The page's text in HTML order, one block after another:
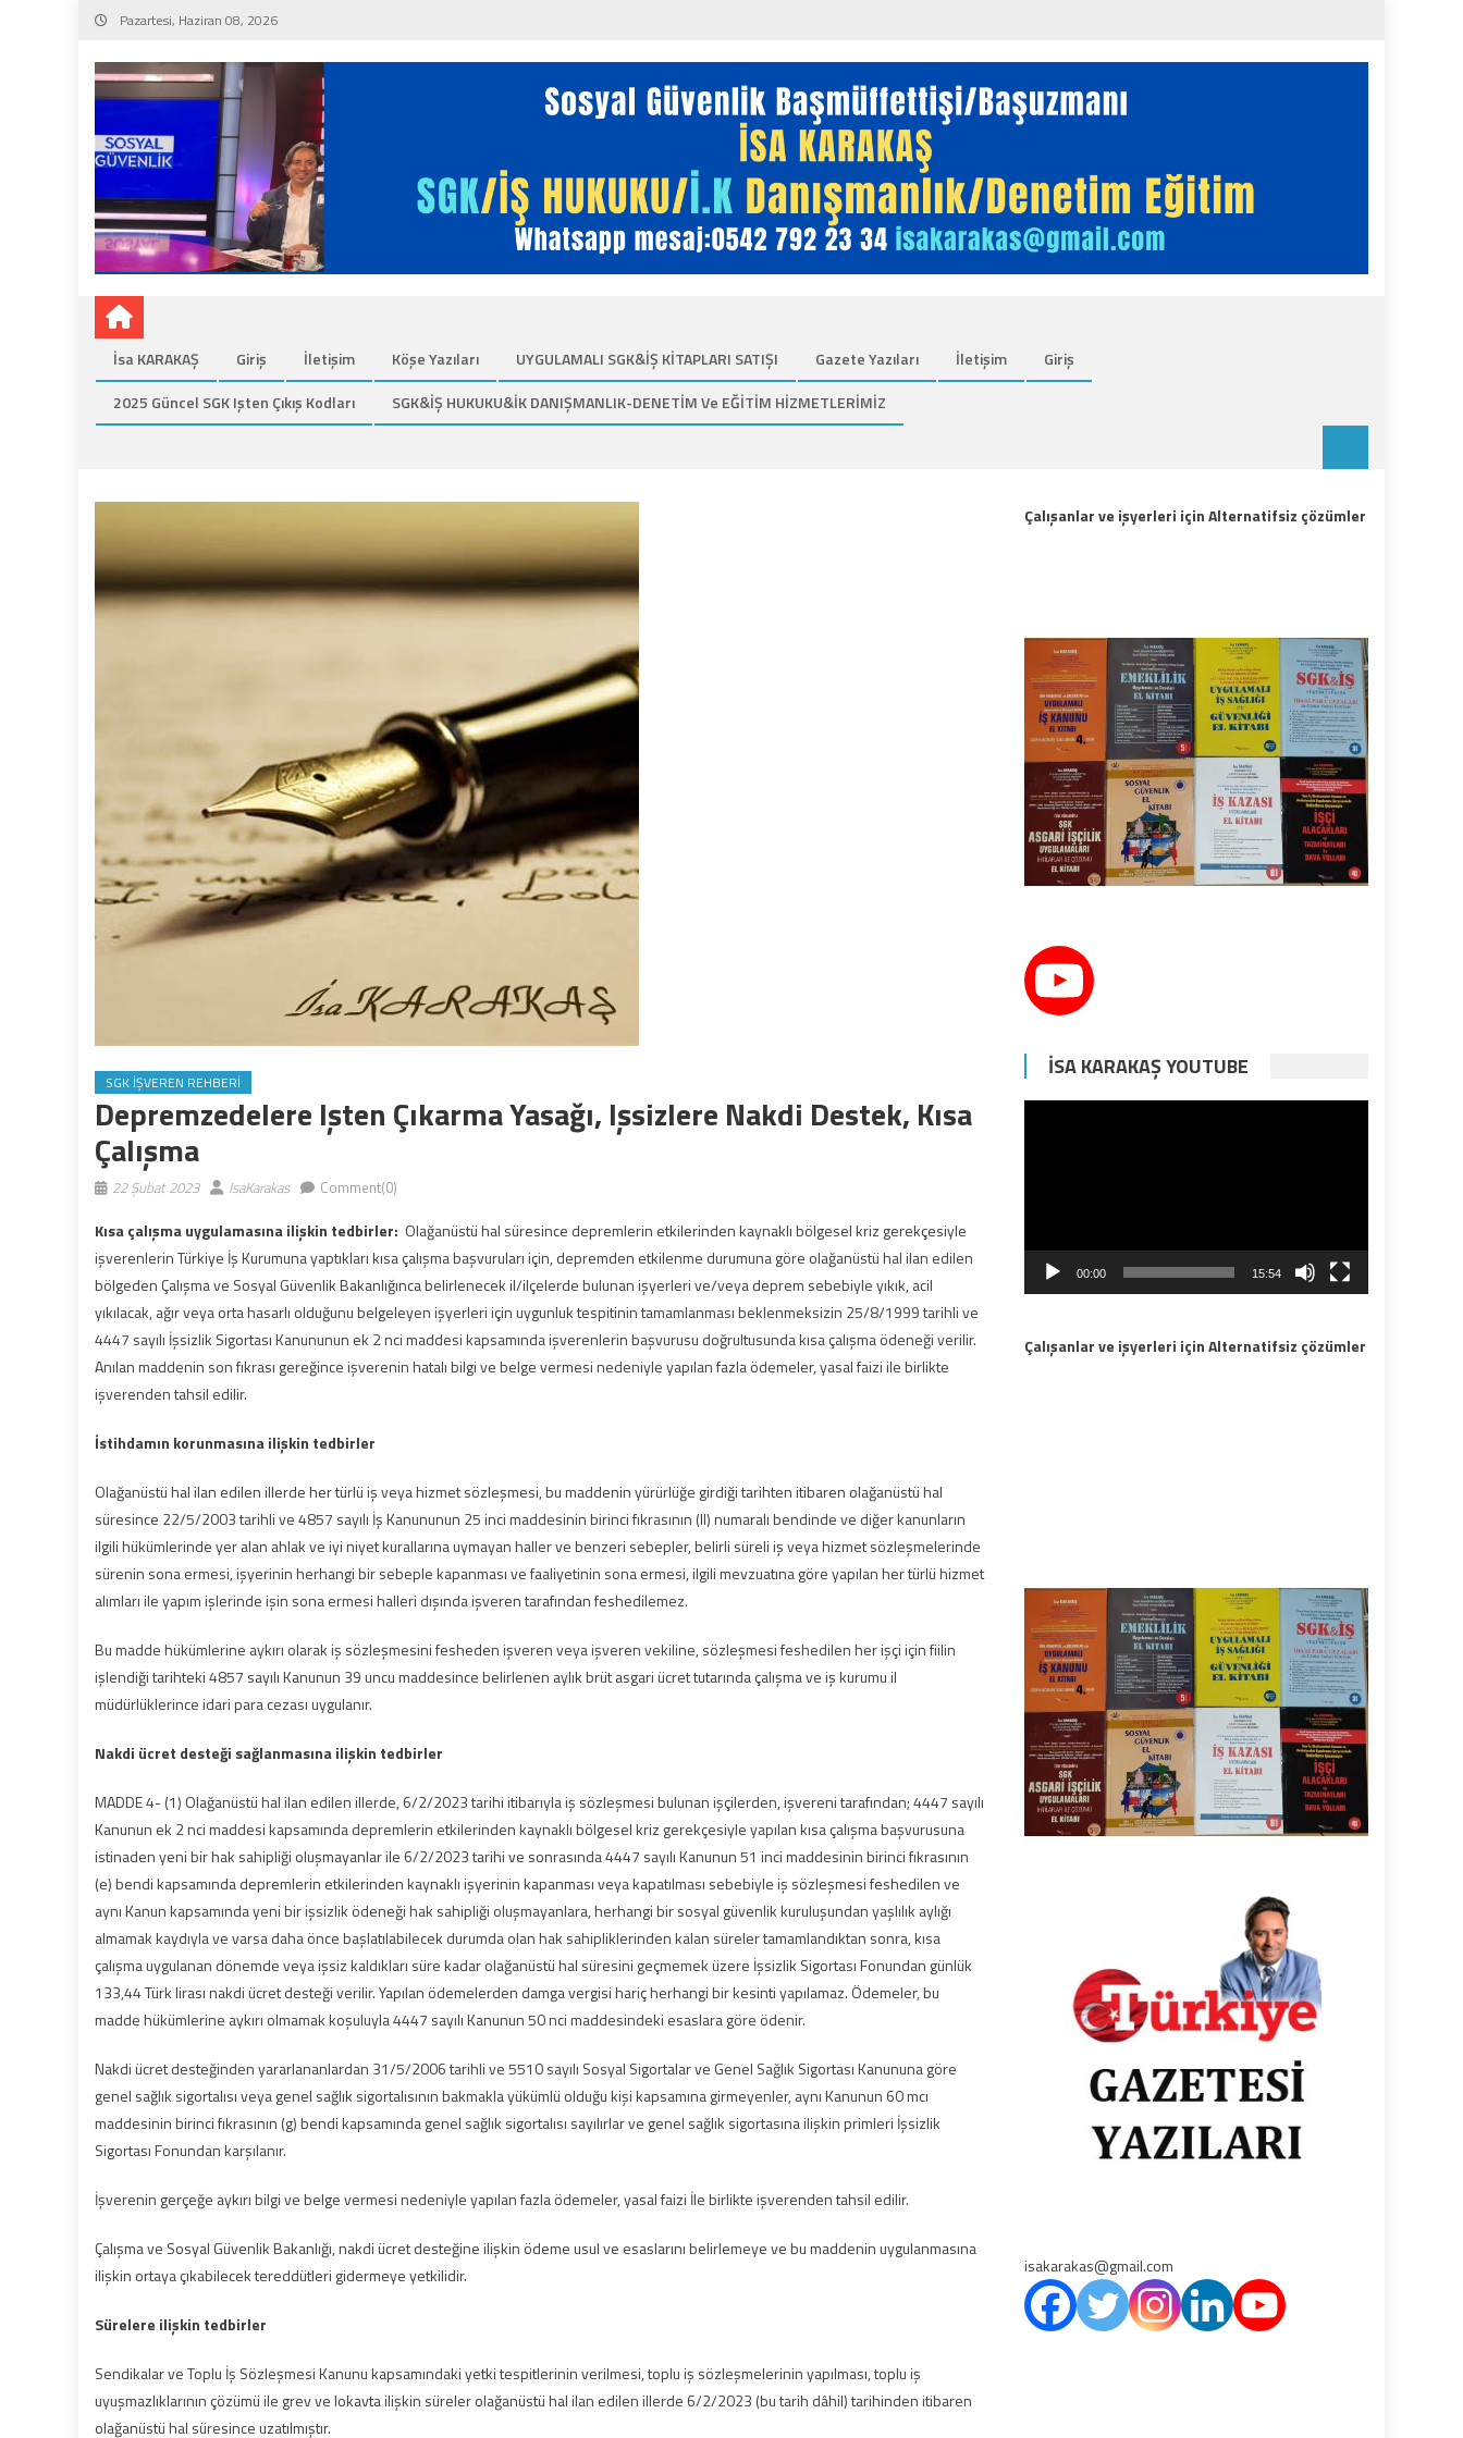
Skip
content
Pazartesi, Haziran 08, 2026
İsa KARAKAŞ Giriş İletişim Köşe Yazıları UYGULAMALI SGK&İŞ KİTAPLARI SATIŞI Gazete Yazıları İletişim
Giriş
2025 Güncel SGK Işten Çıkış Kodları
SGK&İŞ HUKUKU&İK DANIŞMANLIK-DENETİM Ve EĞİTİM HİZMETLERİMİZ
SGK İŞVEREN REHBERI
Depremzedelere Işten Çıkarma Yasağı, Işsizlere Nakdi Destek, Kısa
Çalışma
22 Şubat 2023 IsaKarakas Comment(0)
Kısa çalışma uygulamasına ilişkin tedbirler: Olağanüstü hal süresince depremlerin etkilerinden kaynaklı bölgesel kriz gerekçesiyle
işverenlerin Türkiye İş Kurumuna yaptıkları kısa çalışma başvuruları için, depremden etkilenme durumuna göre olağanüstü hal ilan edilen
bölgeden Çalışma ve Sosyal Güvenlik Bakanlığınca belirlenecek il/ilçelerde bulunan işyerleri ve/veya deprem sebebiyle yıkık, acil
yıkılacak, ağır veya orta hasarlı olduğunu belgeleyen işyerleri için uygunluk tespitinin tamamlanması beklenmeksizin 25/8/1999 tarihli ve
4447 sayılı İşsizlik Sigortası Kanununun ek 2 nci maddesi kapsamında işverenlerin başvurusu doğrultusunda kısa çalışma ödeneği verilir.
Anılan maddenin son fıkrası gereğince işverenin hatalı bilgi ve belge vermesi nedeniyle yapılan fazla ödemeler, yasal faizi ile birlikte
işverenden tahsil edilir.
İstihdamın korunmasına ilişkin tedbirler
Olağanüstü hal ilan edilen illerde her türlü iş veya hizmet sözleşmesi, bu maddenin yürürlüğe girdiği tarihten itibaren olağanüstü hal
süresince 22/5/2003 tarihli ve 4857 sayılı İş Kanununun 25 inci maddesinin birinci fıkrasının (II) numaralı bendinde ve diğer kanunların
ilgili hükümlerinde yer alan ahlak ve iyi niyet kurallarına uymayan haller ve benzeri sebepler, belirli süreli iş veya hizmet sözleşmelerinde
sürenin sona ermesi, işyerinin herhangi bir sebeple kapanması ve faaliyetinin sona ermesi, ilgili mevzuatına göre yapılan her türlü hizmet
alımları ile yapım işlerinde işin sona ermesi halleri dışında işveren tarafından feshedilemez.
Bu madde hükümlerine aykırı olarak iş sözleşmesini fesheden işveren veya işveren vekiline, sözleşmesi feshedilen her işçi için fiilin
işlendiği tarihteki 4857 sayılı Kanunun 39 uncu maddesince belirlenen aylık brüt asgari ücret tutarında çalışma ve iş kurumu il
müdürlüklerince idari para cezası uygulanır.
Nakdi ücret desteği sağlanmasına ilişkin tedbirler
MADDE 4- (1) Olağanüstü hal ilan edilen illerde, 6/2/2023 tarihi itibarıyla iş sözleşmesi bulunan işçilerden, işvereni tarafından; 4447 sayılı
Kanunun ek 2 nci maddesi kapsamında depremlerin etkilerinden kaynaklı bölgesel kriz gerekçesiyle yapılan kısa çalışma başvurusuna
istinaden yeni bir hak sahipliği oluşmayanlar ile 6/2/2023 tarihi ve sonrasında 4447 sayılı Kanunun 51 inci maddesinin birinci fıkrasının
(e) bendi kapsamında depremlerin etkilerinden kaynaklı işyerinin kapanması veya kapatılması sebebiyle iş sözleşmesi feshedilen ve
aynı Kanun kapsamında yeni bir işsizlik ödeneği hak sahipliği oluşmayanlara, herhangi bir sosyal güvenlik kuruluşundan yaşlılık aylığı
almamak kaydıyla ve varsa daha önce başlatılabilecek durumda olan hak sahipliklerinden kalan süreler tamamlandıktan sonra, kısa
çalışma uygulanan dönemde veya işsiz kaldıkları süre kadar olağanüstü hal süresini geçmemek üzere İşsizlik Sigortası Fonundan günlük
133,44 Türk lirası nakdi ücret desteği verilir. Yapılan ödemelerden damga vergisi hariç herhangi bir kesinti yapılamaz. Ödemeler, bu
madde hükümlerine aykırı olmamak koşuluyla 4447 sayılı Kanunun 50 nci maddesindeki esaslara göre ödenir.
Nakdi ücret desteğinden yararlananlardan 31/5/2006 tarihli ve 5510 sayılı Sosyal Sigortalar ve Genel Sağlık Sigortası Kanununa göre
genel sağlık sigortalısı veya genel sağlık sigortalısının bakmakla yükümlü olduğu kişi kapsamına girmeyenler, aynı Kanunun 60 mcı
maddesinin birinci fıkrasının (g) bendi kapsamında genel sağlık sigortalısı sayılırlar ve genel sağlık sigortasına ilişkin primleri İşsizlik
Sigortası Fonundan karşılanır.
İşverenin gerçeğe aykırı bilgi ve belge vermesi nedeniyle yapılan fazla ödemeler, yasal faizi İle birlikte işverenden tahsil edilir.
Çalışma ve Sosyal Güvenlik Bakanlığı, nakdi ücret desteğine ilişkin ödeme usul ve esaslarını belirlemeye ve bu maddenin uygulanmasına
ilişkin ortaya çıkabilecek tereddütleri gidermeye yetkilidir.
Sürelere ilişkin tedbirler
Sendikalar ve Toplu İş Sözleşmesi Kanunu kapsamındaki yetki tespitlerinin verilmesi, toplu iş sözleşmelerinin yapılması, toplu iş
uyuşmazlıklarının çözümü ile grev ve lokavta ilişkin süreler olağanüstü hal ilan edilen illerde 6/2/2023 (bu tarih dâhil) tarihinden itibaren
olağanüstü hal süresince uzatılmıştır.
Çalışanlar ve işyerleri için Alternatifsiz çözümler
İSA KARAKAŞ YOUTUBE
00:00 15:54
Çalışanlar ve işyerleri için Alternatifsiz çözümler
isakarakas@gmail.com